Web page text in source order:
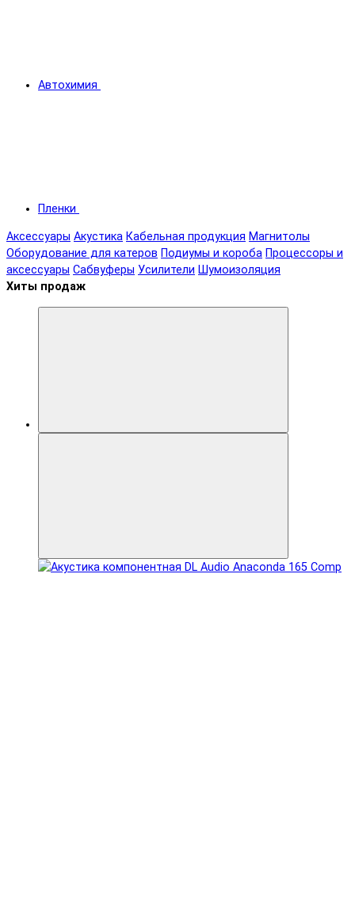
Автохимия
Пленки
Аксессуары Акустика Кабельная продукция Магнитолы
Оборудование для катеров Подиумы и короба Процессоры и
аксессуары Сабвуферы Усилители Шумоизоляция
Хиты продаж